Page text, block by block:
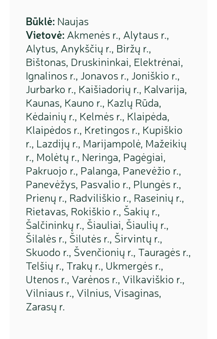
Būklė: Naujas
Vietovė: Akmenės r., Alytaus r.,
Alytus, Anykščių r., Biržų r.,
Bištonas, Druskininkai, Elektrėnai,
Ignalinos r., Jonavos r., Joniškio r.,
Jurbarko r., Kaišiadorių r., Kalvarija,
Kaunas, Kauno r., Kazlų Rūda,
Kėdainių r., Kelmės r., Klaipėda,
Klaipėdos r., Kretingos r., Kupiškio
r., Lazdijų r., Marijampolė, Mažeikių
r., Molėtų r., Neringa, Pagėgiai,
Pakruojo r., Palanga, Panevėžio r.,
Panevėžys, Pasvalio r., Plungės r.,
Prienų r., Radviliškio r., Raseinių r.,
Rietavas, Rokiškio r., Šakių r.,
Šalčininkų r., Šiauliai, Šiaulių r.,
Šilalės r., Šilutės r., Širvintų r.,
Skuodo r., Švenčionių r., Tauragės r.,
Telšių r., Trakų r., Ukmergės r.,
Utenos r., Varėnos r., Vilkaviškio r.,
Vilniaus r., Vilnius, Visaginas,
Zarasų r.